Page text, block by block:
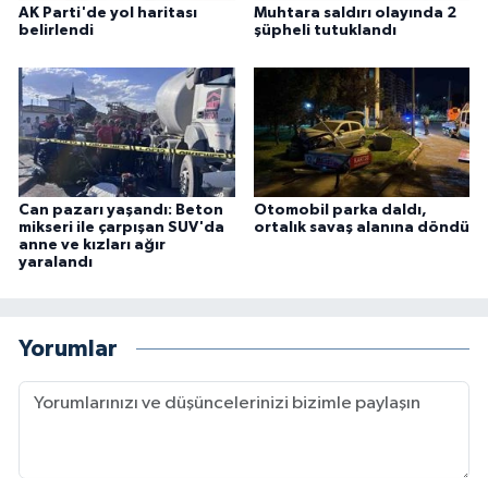
AK Parti'de yol haritası
belirlendi
Muhtara saldırı olayında 2
şüpheli tutuklandı
Can pazarı yaşandı: Beton
mikseri ile çarpışan SUV'da
anne ve kızları ağır
yaralandı
Otomobil parka daldı,
ortalık savaş alanına döndü
Yorumlar